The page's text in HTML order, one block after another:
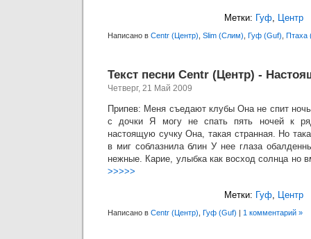
Метки: Гуф, Центр
Написано в Centr (Центр) Slim (Слим) Гуф (Guf) Птаха
Текст песни Centr (Центр) -
Четверг, 21 Май 2009
Припев: Меня съедают клубы Она не спит
с дочки Я могу не спать пять ночей к
настоящую сучку Она, такая странная. Но
в миг соблазнила блин У нее глаза
нежные. Карие, улыбка как восход солнца но
>>>>>
Метки: Гуф, Центр
Написано в Centr (Центр) Гуф (Guf) | 1 комментарий »